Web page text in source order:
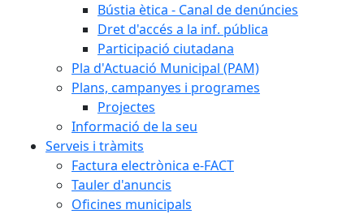
Bústia ètica - Canal de denúncies
Dret d'accés a la inf. pública
Participació ciutadana
Pla d'Actuació Municipal (PAM)
Plans, campanyes i programes
Projectes
Informació de la seu
Serveis i tràmits
Factura electrònica e-FACT
Tauler d'anuncis
Oficines municipals